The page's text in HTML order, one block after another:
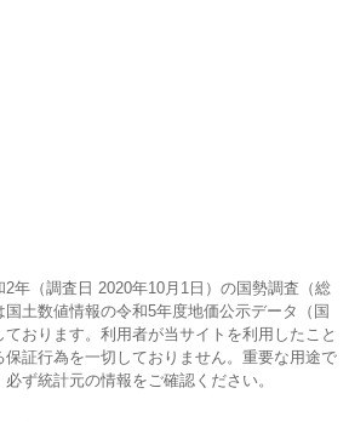
年（調査日 2020年10月1日）の国勢調査（総
土数値情報の令和5年度地価公示データ（国
おります。利用者が当サイトを利用したこと
証行為を一切しておりません。重要な用途で
ず統計元の情報をご確認ください。